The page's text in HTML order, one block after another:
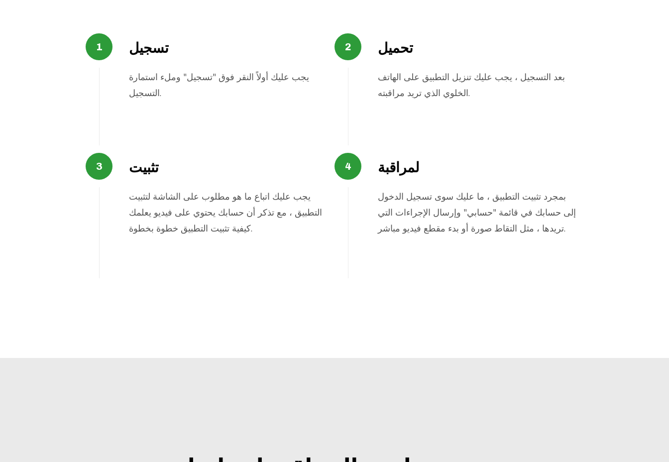
تسجيل
يجب عليك أولاً النقر فوق "تسجيل" وملء استمارة
التسجيل.
تحميل
بعد التسجيل ، يجب عليك تنزيل التطبيق على الهاتف
الخلوي الذي تريد مراقبته.
تثبيت
يجب عليك اتباع ما هو مطلوب على الشاشة لتثبيت
التطبيق ، مع تذكر أن حسابك يحتوي على فيديو يعلمك
كيفية تثبيت التطبيق خطوة بخطوة.
لمراقبة
بمجرد تثبيت التطبيق ، ما عليك سوى تسجيل الدخول
إلى حسابك في قائمة "حسابي" وإرسال الإجراءات التي
تريدها ، مثل التقاط صورة أو بدء مقطع فيديو مباشر.